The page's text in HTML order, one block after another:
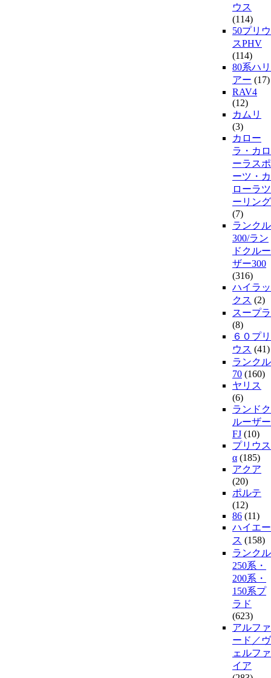
ウス
(114)
50プリウ
スPHV
(114)
80系ハリ
アー (17)
RAV4
(12)
カムリ
(3)
カロー
ラ・カロ
ーラスポ
ーツ・カ
ローラツ
ーリング
(7)
ランクル
300/ラン
ドクルー
ザー300
(316)
ハイラッ
クス (2)
スープラ
(8)
６０プリ
ウス (41)
ランクル
70 (160)
ヤリス
(6)
ランドク
ルーザー
FJ (10)
プリウス
α (185)
アクア
(20)
ポルテ
(12)
86 (11)
ハイエー
ス (158)
ランクル
250系・
200系・
150系プ
ラド
(623)
アルファ
ード／ヴ
ェルファ
イア